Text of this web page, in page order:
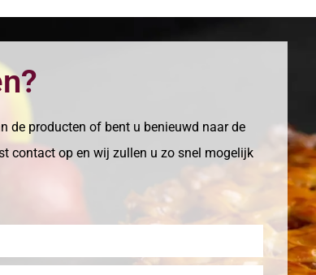
de producten of bent u benieuwd naar de
contact op en wij zullen u zo snel mogelijk